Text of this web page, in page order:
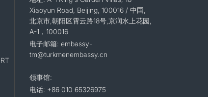
Xiaoyun Road, Beijing, 100016 / 中国,
北京市,朝阳区霄云路18号,京润水上花园,
A-1，100016
电子邮箱: embassy-
tm@turkmenembassy.cn
领事馆:
电话: +86 010 65326975